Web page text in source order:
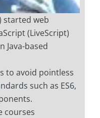
started web
(LiveScript)
Java-based
to avoid pointless
such as ES6,
courses